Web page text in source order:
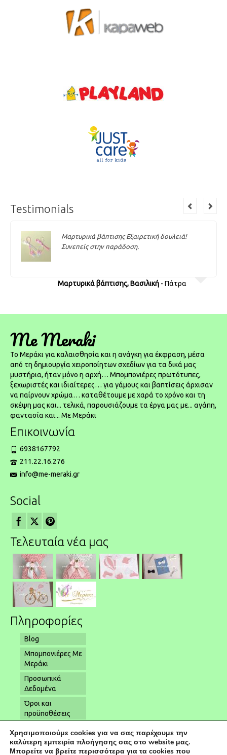
Testimonials
Μαρτυρικά βάπτισης Εξαιρετική δουλειά!
Συνεπείς στην παράδοση.
Μαρτυρικά βάπτισης, Βασιλική - Πάτρα
Me Meraki
To Μεράκι για καλαισθησία και η ανάγκη για έκφραση, μέσα
από τη δημιουργία χειροποίητων σχεδίων για τα δικά μας
μυστήρια, ήταν μόνο η αρχή… Μπομπονιέρες πρωτότυπες,
ξεχωριστές και ιδιαίτερες… για γάμους και βαπτίσεις άρχισαν
να παίρνουν χρώμα… καταθέτουμε με χαρά το χρόνο και τη
σκέψη μας και... τελικά, παρουσιάζουμε τα έργα μας με... αγάπη,
φαντασία και... Με Μεράκι
Επικοινωνία
6938167792
211.22.16.276
info@me-meraki.gr
Social
Τελευταία νέα μας
Πληροφορίες
Blog
Μπομπονιέρες Με
Μεράκι
Προσωπικά
Δεδομένα
Όροι και
προϋποθέσεις
Όροι αποστολής
– παραλαβής
Επικοινωνία
Χρησιμοποιούμε cookies για να σας παρέχουμε την
καλύτερη εμπειρία πλοήγησης σας στο website μας.
Μπορείτε να βρείτε περισσότερα για τα cookies που